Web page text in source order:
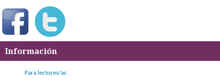
Información
Para lectores/as